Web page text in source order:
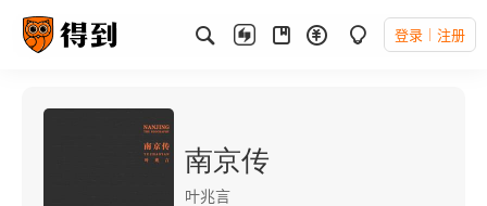
登录 注册
南京传
叶兆言